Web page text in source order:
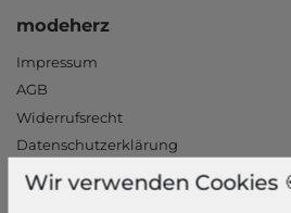
modeherz
Impressum
AGB
Widerrufsrecht
Datenschutzerklärung
Datenschutzeinstellungen
Wir verwenden Cookies